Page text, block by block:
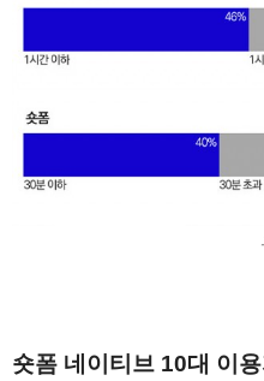
숏폼 네이티브 10대 이